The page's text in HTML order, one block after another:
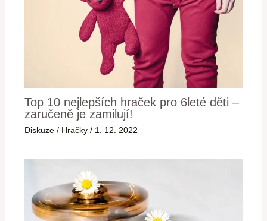
Top 10 nejlepších hraček pro 6leté děti –
zaručeně je zamilují!
Diskuze / Hračky / 1. 12. 2022